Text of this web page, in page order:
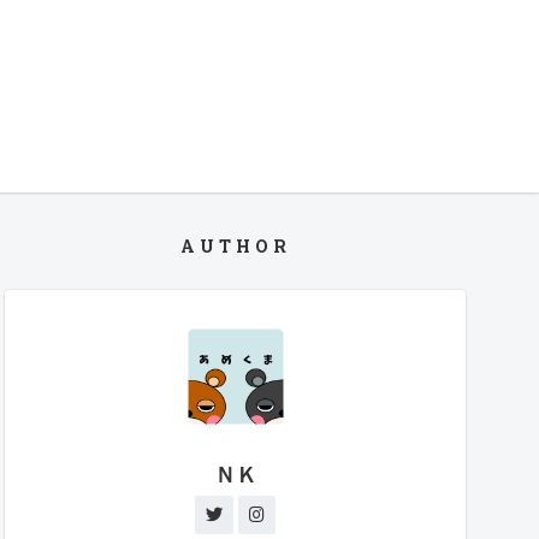
AUTHOR
ＮＫ